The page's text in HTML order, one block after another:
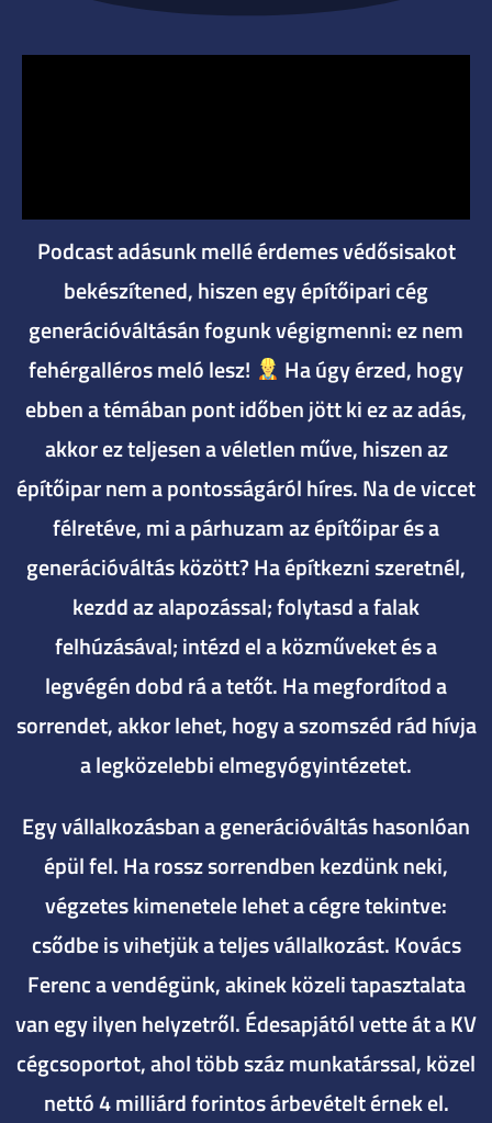
Podcast adásunk mellé érdemes védősisakot
bekészítened, hiszen egy építőipari cég
generációváltásán fogunk végigmenni: ez nem
fehérgalléros meló lesz!
Ha úgy érzed, hogy
ebben a témában pont időben jött ki ez az adás,
akkor ez teljesen a véletlen műve, hiszen az
építőipar nem a pontosságáról híres. Na de viccet
félretéve, mi a párhuzam az építőipar és a
generációváltás között? Ha építkezni szeretnél,
kezdd az alapozással; folytasd a falak
felhúzásával; intézd el a közműveket és a
legvégén dobd rá a tetőt. Ha megfordítod a
sorrendet, akkor lehet, hogy a szomszéd rád hívja
a legközelebbi elmegyógyintézetet.
Egy vállalkozásban a generációváltás hasonlóan
épül fel. Ha rossz sorrendben kezdünk neki,
végzetes kimenetele lehet a cégre tekintve:
csődbe is vihetjük a teljes vállalkozást. Kovács
Ferenc a vendégünk, akinek közeli tapasztalata
van egy ilyen helyzetről. Édesapjától vette át a KV
cégcsoportot, ahol több száz munkatárssal, közel
nettó 4 milliárd forintos árbevételt érnek el.